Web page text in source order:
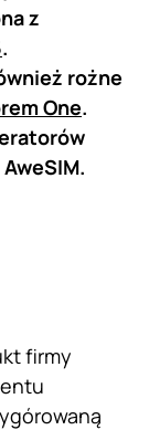
z
.
rożne
One.
firmy